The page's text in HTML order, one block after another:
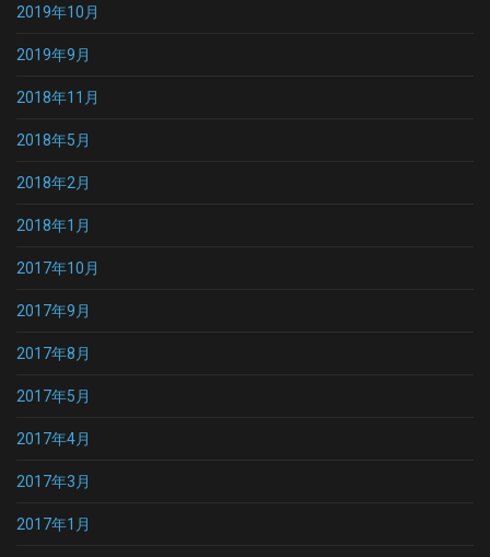
2019年10月
2019年9月
2018年11月
2018年5月
2018年2月
2018年1月
2017年10月
2017年9月
2017年8月
2017年5月
2017年4月
2017年3月
2017年1月